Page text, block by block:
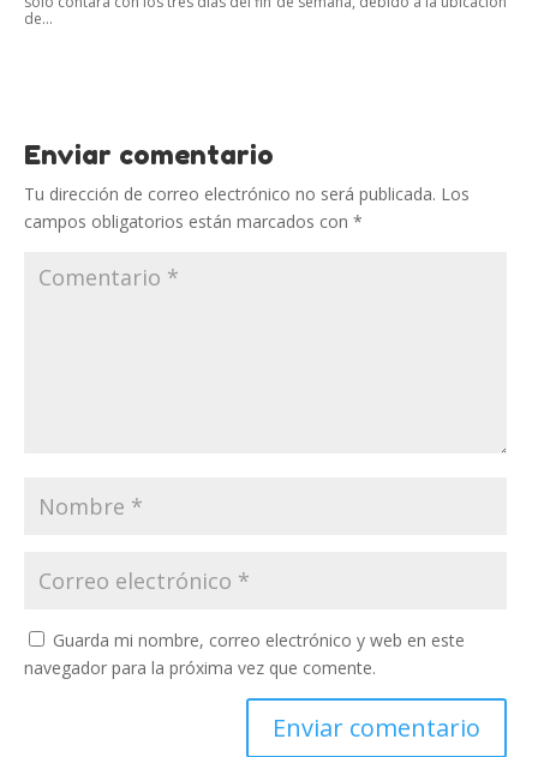
de...
Enviar comentario
Tu dirección de correo electrónico no será publicada. Los
campos obligatorios están marcados con *
Guarda mi nombre, correo electrónico y web en este
navegador para la próxima vez que comente.